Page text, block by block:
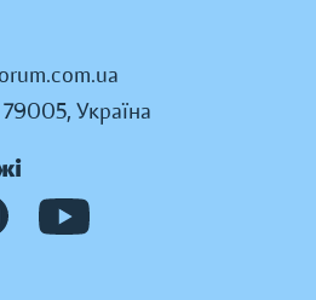
Україна